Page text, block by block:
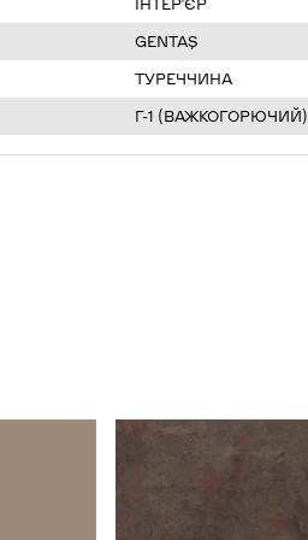
GENTAŞ
ТУРЕЧЧИНА
Г-1 (ВАЖКОГОРЮЧИЙ)